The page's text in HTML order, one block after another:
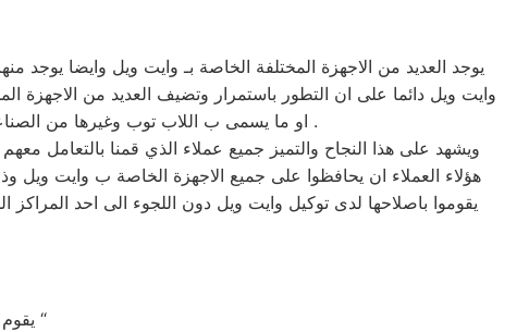
يوجد العديد من الاجهزة المختلفة الخاصة بـ وايت ويل وايضا
وايت ويل دائما على ان التطور باستمرار وتضيف العديد من الاجهزة
او ما يسمى ب اللاب توب وغيرها من الصناعات المختلفة التي تتواجد وتشهد على نجاح شركة وايت ويل في العديد من الاجهزة التي تميزت بيها جروب .
ويشهد على هذا النجاح والتميز جميع عملاء الذي قمنا بالتعامل
هؤلاء العملاء ان يحافظوا على جميع الاجهزة الخاصة ب وايت ويل
يقوموا باصلاحها لدى توكيل وايت ويل دون اللجوء الى احد المراكز
يقوم المركز الرئيسي في عمارات العبور بصيانة جميع أجهزة “وايت ويل “